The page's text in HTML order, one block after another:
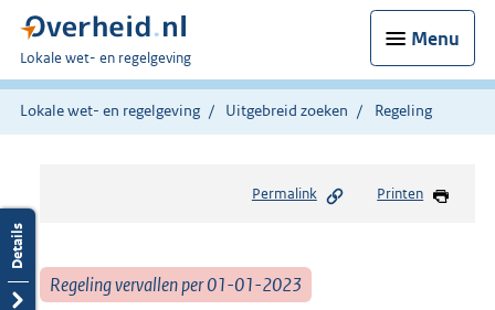
Menu
U
bent
hier:
Lokale wet- en regelgeving
Lokale wet- en regelgeving Uitgebreid zoeken Regeling
Permalink Printen
Regeling vervallen per 01-01-2023